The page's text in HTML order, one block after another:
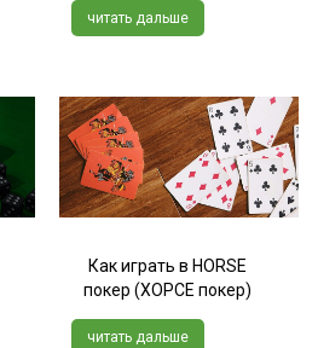
читать дальше
Как играть в HORSE
покер (ХОРСЕ покер)
читать дальше